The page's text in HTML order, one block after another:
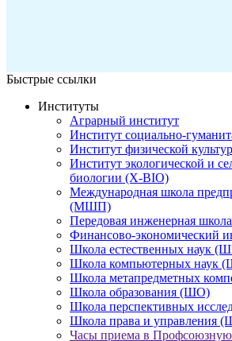
Быстрые ссылки
Институты
Аграрный институт
Институт социально-
Институт физической
Институт экологической и
биологии (X-BIO)
Международная школа
(МШП)
Передовая инженерная
Финансово-экономический
Школа естественных наук
Школа компьютерных наук
Школа метапредметных
Школа образования (ШО)
Школа перспективных
Школа права и управления
Часы приема в